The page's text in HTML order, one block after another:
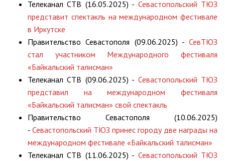
Телеканал СТВ (16.05.2025) - Севастопольский ТЮЗ
представит спектакль на международном фестивале
в Иркутске
Правительство Севастополя (09.06.2025) - СевТЮЗ
стал участником Международного фестиваля
«Байкальский талисман»
Телеканал СТВ (09.06.2025) - Севастопольский ТЮЗ
представил на международном фестиваля
«Байкальский талисман» свой спектакль
Правительство Севастополя (10.06.2025)
- Севастопольский ТЮЗ принес городу две награды на
международном фестивале «Байкальский талисман»
Телеканал СТВ (11.06.2025) - Севастопольский ТЮЗ